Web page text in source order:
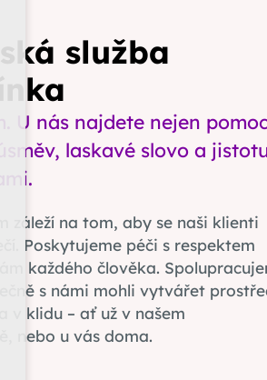
služba
U nás najdete nejen
laskavé slovo a
záleží na tom, aby se naši klienti
Poskytujeme péči s respektem
každého člověka.
s námi mohli vytvářet
v klidu – ať už v našem
nebo u vás doma.